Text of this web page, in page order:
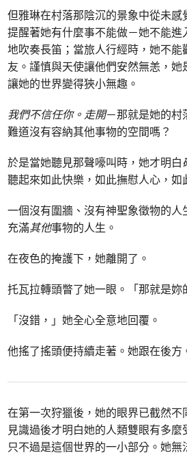
但雅琳在村落那陰沉的景象中從未感
提醒著她有什麼事不能做－她不能進
地吹奏長笛；當旅人行經時，她不能
友。謹慎與天使讓他們安然無恙，
讓她的世界變得狹小無趣。
我們不信任你。走開－那就是她的村
難道沒有容納其他事物的空間嗎？
於是當她聽見那聲嚎叫時，她才明白
聽起來如此快樂，如此撫慰人心，如
一個沒有圍牆、沒有神聖象徵物的人
充滿其他事物的人生。
在夜色的掩護下，她離開了。
托瓦拉轉頭瞥了她一眼。「那就是妳
「沒錯，」她全心全意地回覆。
他搖了搖頭便持續走著。她跟在後方
在第一次狩獵後，她的眼界已截然不
見識過後才明白她的人類雙眼有多
只不過是這個世界的一小部分。她